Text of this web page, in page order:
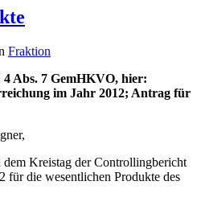
Fraktion
4 Abs. 7 GemHKVO, hier:
im Jahr 2012; Antrag für
Kreistag der Controllingbericht
für die wesentlichen Produkte des